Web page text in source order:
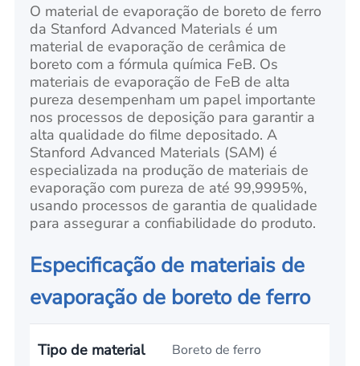
O material de evaporação de boreto de ferro
da Stanford Advanced Materials é um
material de evaporação de cerâmica de
boreto com a fórmula química FeB. Os
materiais de evaporação de FeB de alta
pureza desempenham um papel importante
nos processos de deposição para garantir a
alta qualidade do filme depositado. A
Stanford Advanced Materials (SAM) é
especializada na produção de materiais de
evaporação com pureza de até 99,9995%,
usando processos de garantia de qualidade
para assegurar a confiabilidade do produto.
Especificação de materiais de
evaporação de boreto de ferro
Tipo de material Boreto de ferro